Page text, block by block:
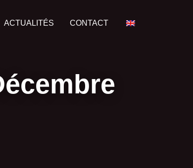
ACTUALITÉS CONTACT